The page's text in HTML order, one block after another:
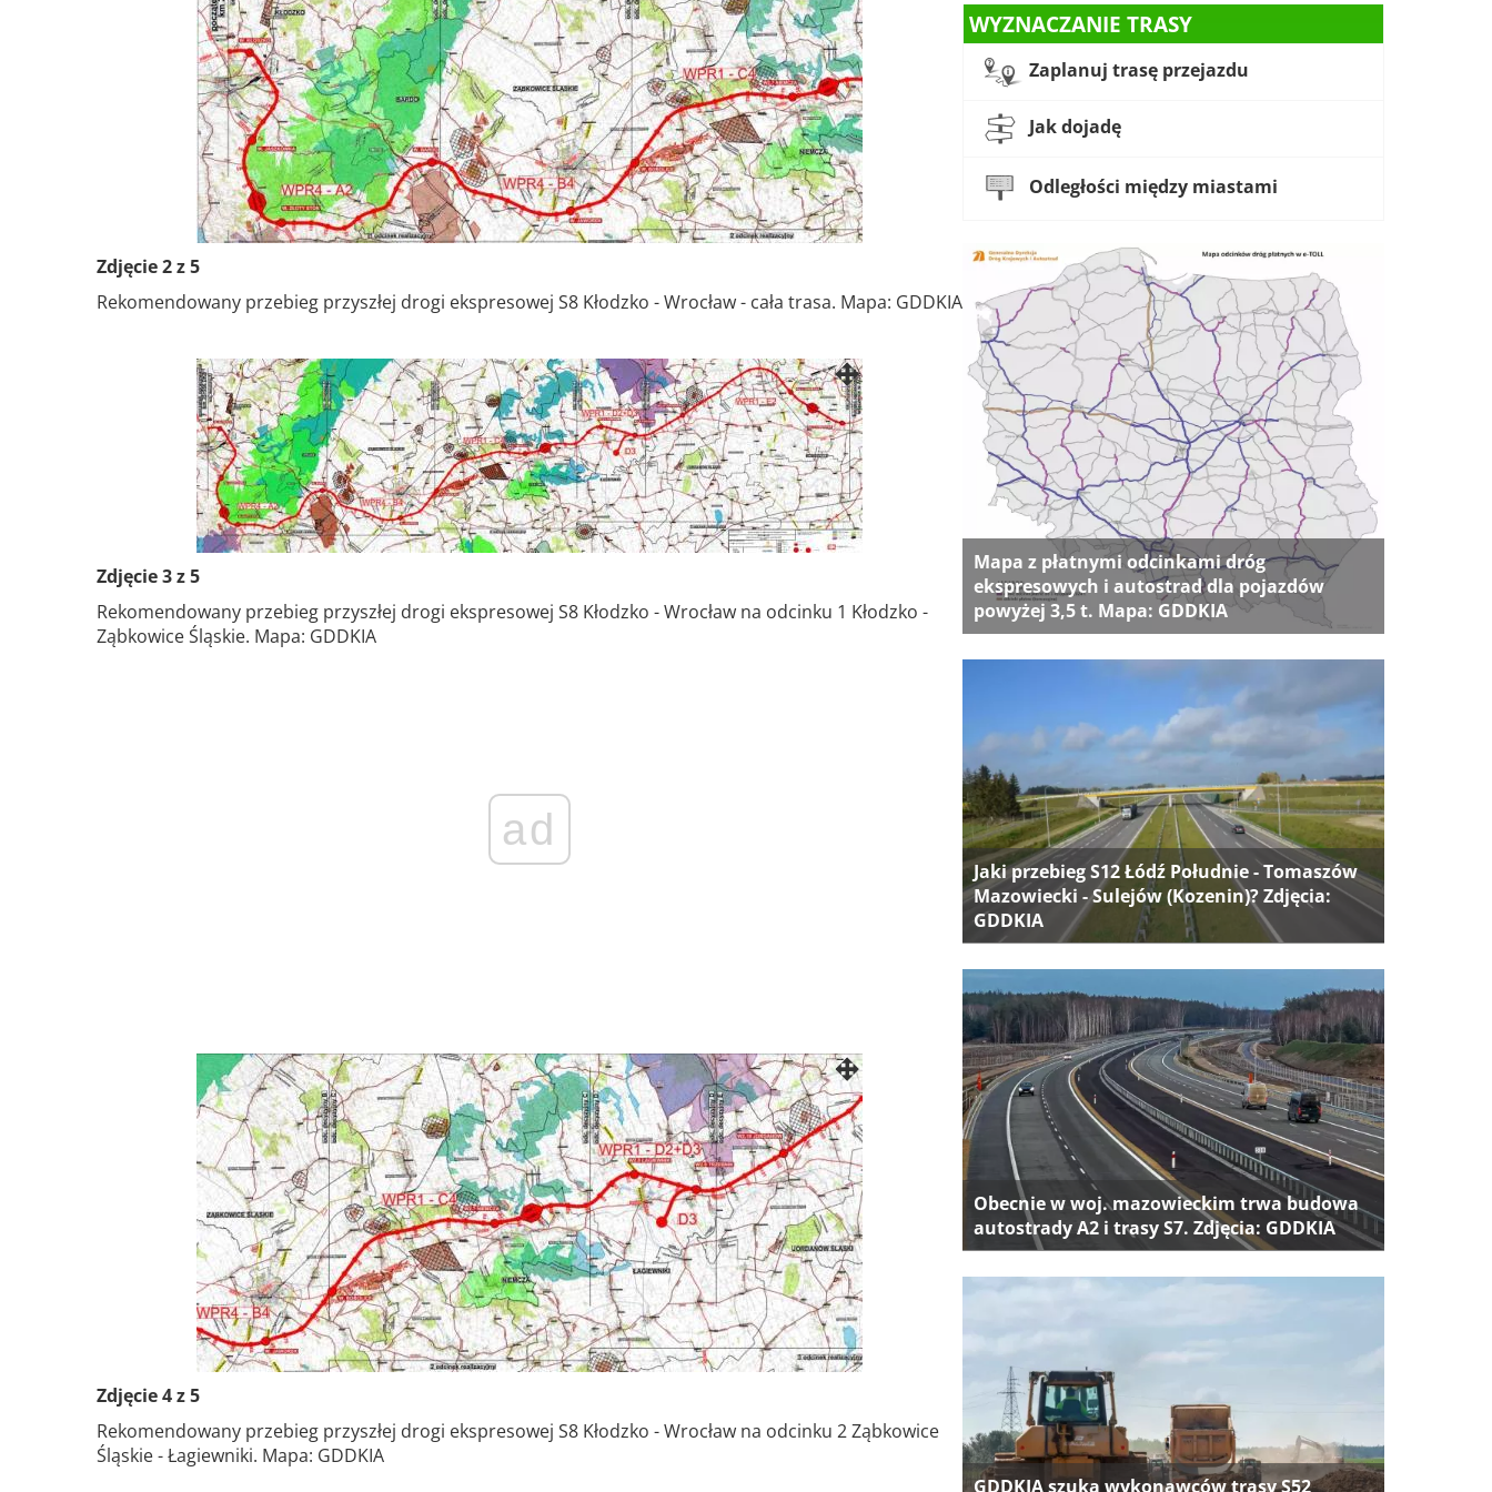
Zdjęcie 2 z 5
Rekomendowany przebieg przyszłej drogi ekspresowej S8 Kłodzko - Wrocław - cała trasa. Mapa: GDDKIA
Zdjęcie 3 z 5
Rekomendowany przebieg przyszłej drogi ekspresowej S8 Kłodzko - Wrocław na odcinku 1 Kłodzko -
Ząbkowice Śląskie. Mapa: GDDKIA
ad
Zdjęcie 4 z 5
Rekomendowany przebieg przyszłej drogi ekspresowej S8 Kłodzko - Wrocław na odcinku 2 Ząbkowice
Śląskie - Łagiewniki. Mapa: GDDKIA
WYZNACZANIE TRASY
Zaplanuj trasę przejazdu
Jak dojadę
Odległości między miastami
Mapa z płatnymi odcinkami dróg
ekspresowych i autostrad dla pojazdów
powyżej 3,5 t. Mapa: GDDKIA
Jaki przebieg S12 Łódź Południe - Tomaszów
Mazowiecki - Sulejów (Kozenin)? Zdjęcia:
GDDKIA
Obecnie w woj. mazowieckim trwa budowa
autostrady A2 i trasy S7. Zdjęcia: GDDKIA
GDDKIA szuka wykonawców trasy S52